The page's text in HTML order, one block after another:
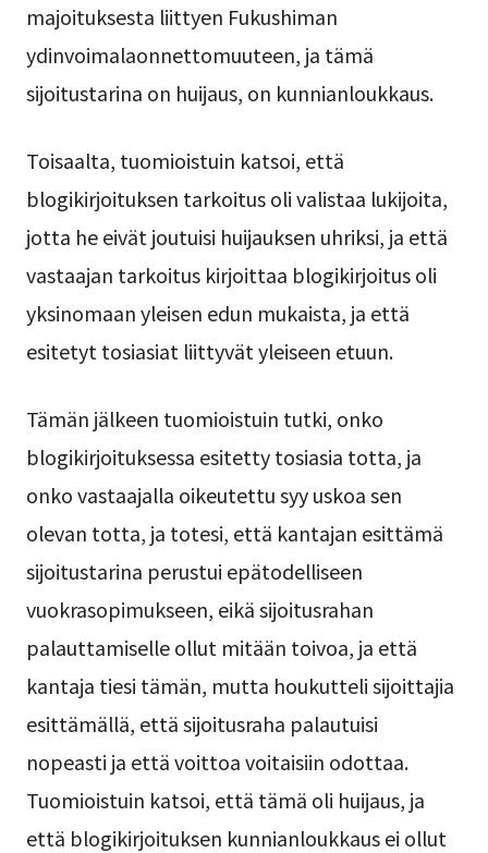
majoituksesta liittyen Fukushiman
ydinvoimalaonnettomuuteen, ja tämä
sijoitustarina on huijaus, on kunnianloukkaus.
Toisaalta, tuomioistuin katsoi, että
blogikirjoituksen tarkoitus oli valistaa lukijoita,
jotta he eivät joutuisi huijauksen uhriksi, ja että
vastaajan tarkoitus kirjoittaa blogikirjoitus oli
yksinomaan yleisen edun mukaista, ja että
esitetyt tosiasiat liittyvät yleiseen etuun.
Tämän jälkeen tuomioistuin tutki, onko
blogikirjoituksessa esitetty tosiasia totta, ja
onko vastaajalla oikeutettu syy uskoa sen
olevan totta, ja totesi, että kantajan esittämä
sijoitustarina perustui epätodelliseen
vuokrasopimukseen, eikä sijoitusrahan
palauttamiselle ollut mitään toivoa, ja että
kantaja tiesi tämän, mutta houkutteli sijoittajia
esittämällä, että sijoitusraha palautuisi
nopeasti ja että voittoa voitaisiin odottaa.
Tuomioistuin katsoi, että tämä oli huijaus, ja
että blogikirjoituksen kunnianloukkaus ei ollut